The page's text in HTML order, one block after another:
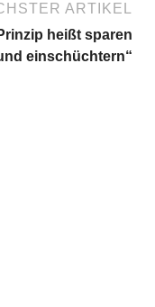
ARTIKEL
heißt sparen
einschüchtern“